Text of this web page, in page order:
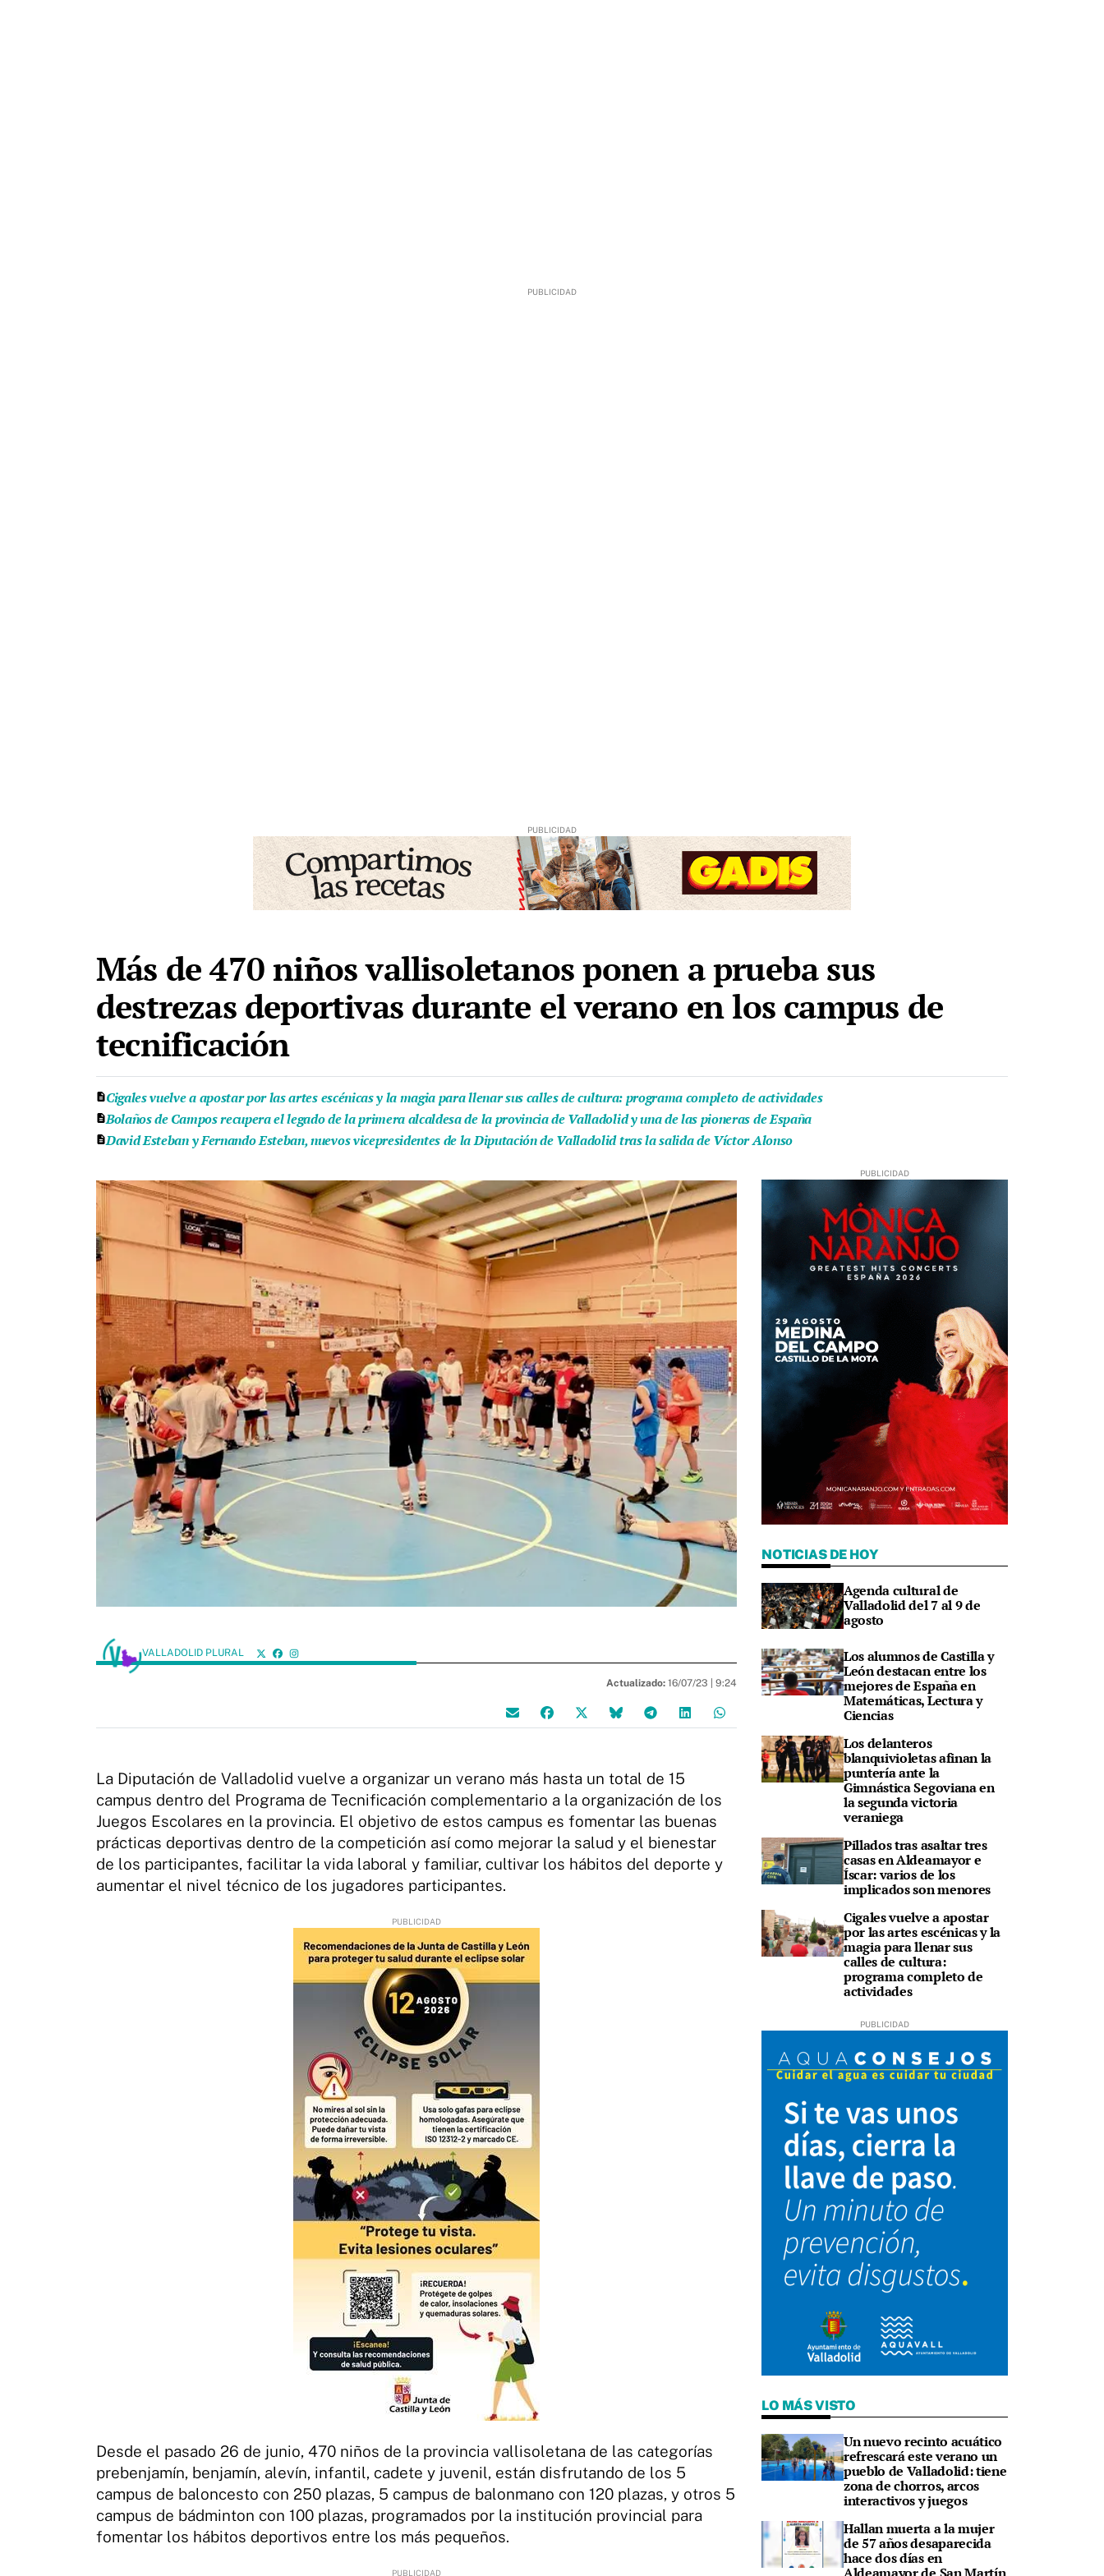
Más de 470 niños vallisoletanos ponen a prueba sus
destrezas deportivas durante el verano en los campus de
tecnificación
Cigales vuelve a apostar por las artes escénicas y la magia para llenar sus calles de cultura: programa completo de actividades
Bolaños de Campos recupera el legado de la primera alcaldesa de la provincia de Valladolid y una de las pioneras de España
David Esteban y Fernando Esteban, nuevos vicepresidentes de la Diputación de Valladolid tras la salida de Víctor Alonso
VALLADOLID PLURAL
Actualizado: 16/07/23 | 9:24
La Diputación de Valladolid vuelve a organizar un verano más hasta un total de 15
campus dentro del Programa de Tecnificación complementario a la organización de los
Juegos Escolares en la provincia. El objetivo de estos campus es fomentar las buenas
prácticas deportivas dentro de la competición así como mejorar la salud y el bienestar
de los participantes, facilitar la vida laboral y familiar, cultivar los hábitos del deporte y
aumentar el nivel técnico de los jugadores participantes.
Desde el pasado 26 de junio, 470 niños de la provincia vallisoletana de las categorías
prebenjamín, benjamín, alevín, infantil, cadete y juvenil, están disfrutando de los 5
campus de baloncesto con 250 plazas, 5 campus de balonmano con 120 plazas, y otros 5
campus de bádminton con 100 plazas, programados por la institución provincial para
fomentar los hábitos deportivos entre los más pequeños.
NOTICIAS DE HOY
Agenda cultural de
Valladolid del 7 al 9 de
agosto
Los alumnos de Castilla y
León destacan entre los
mejores de España en
Matemáticas, Lectura y
Ciencias
Los delanteros
blanquivioletas afinan la
puntería ante la
Gimnástica Segoviana en
la segunda victoria
veraniega
Pillados tras asaltar tres
casas en Aldeamayor e
Íscar: varios de los
implicados son menores
Cigales vuelve a apostar
por las artes escénicas y la
magia para llenar sus
calles de cultura:
programa completo de
actividades
LO MÁS VISTO
Un nuevo recinto acuático
refrescará este verano un
pueblo de Valladolid: tiene
zona de chorros, arcos
interactivos y juegos
Hallan muerta a la mujer
de 57 años desaparecida
hace dos días en